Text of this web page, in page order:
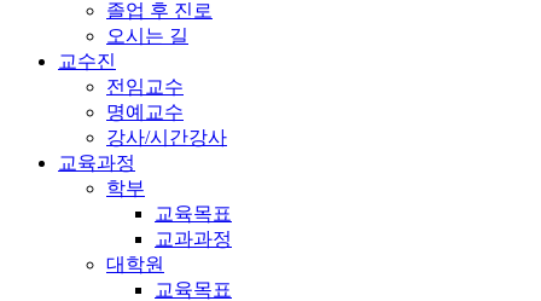
졸업 후 진로
오시는 길
교수진
전임교수
명예교수
강사/시간강사
교육과정
학부
교육목표
교과과정
대학원
교육목표